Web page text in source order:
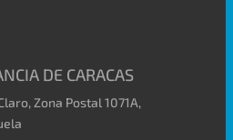
DE CARACAS
Zona Postal 1071A,